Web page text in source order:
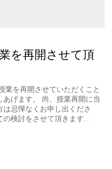
を再開させて頂
を再開させていただくこと
げます。 尚、授業再開に当
忌憚なくお申し出くださ
検討をさせて頂きます…